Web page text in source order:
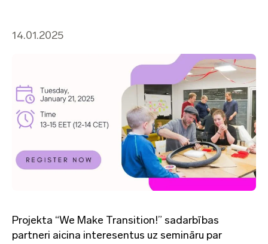
14.01.2025
Projekta “We Make Transition!” sadarbības
partneri aicina interesentus uz semināru par